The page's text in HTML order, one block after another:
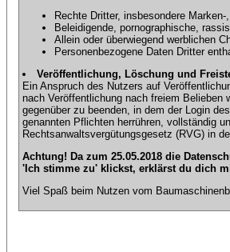
Rechte Dritter, insbesondere
Beleidigende, pornographische,
Allein oder überwiegend werblichen
Personenbezogene Daten Dritter
Veröffentlichung, Löschung und
Ein Anspruch des Nutzers auf
nach Veröffentlichung nach freiem
gegenüber zu beenden, in dem der Login
genannten Pflichten herrühren, vollständig
Rechtsanwaltsvergütungsgesetz (RVG) in
Achtung! Da zum 25.05.2018 die
'Ich stimme zu' klickst, erklärst du dich
Viel Spaß beim Nutzen vom